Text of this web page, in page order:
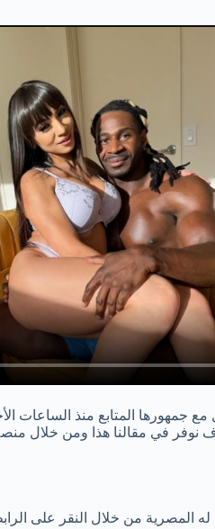
جمهورها المتابع منذ الساعات
نوفر في مقالنا هذا ومن خلال
من خلال النقر على